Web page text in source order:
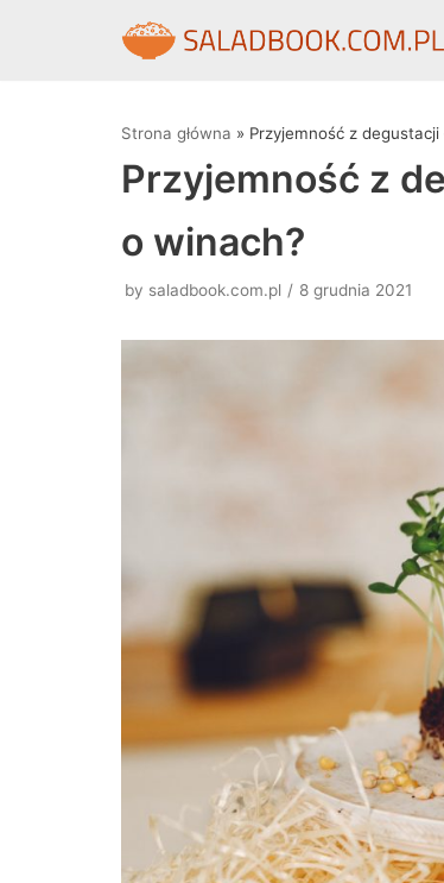
Strona główna » Przyjemność z
Przyjemność z
o winach?
by saladbook.com.pl 8 grudnia 2021